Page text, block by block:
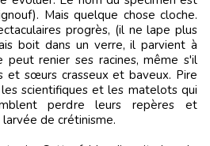
Mais quelque chose cloche.
progrès, (il ne lape plus
boit dans un verre, il parvient à
peut renier ses racines, même s'il
et sœurs crasseux et baveux. Pire
scientifiques et les matelots qui
perdre leurs repères et
de crétinisme.